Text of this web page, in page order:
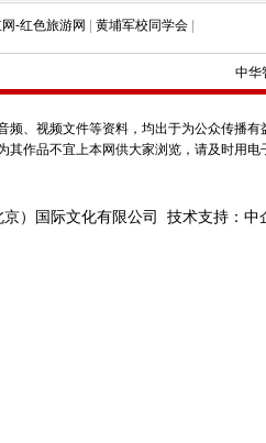
-红色旅游网 黄埔军校同学会
中华
、视频文件等资料，均出于为公众传播
其作品不宜上本网供大家浏览，请及时用
京）国际文化有限公司 技术支持：